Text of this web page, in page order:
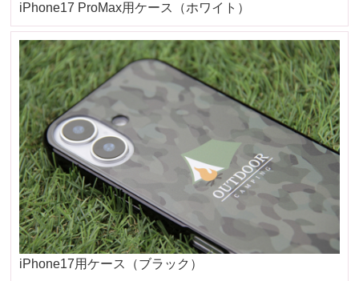
iPhone17 ProMax用ケース（ホワイト）
iPhone17用ケース（ブラック）